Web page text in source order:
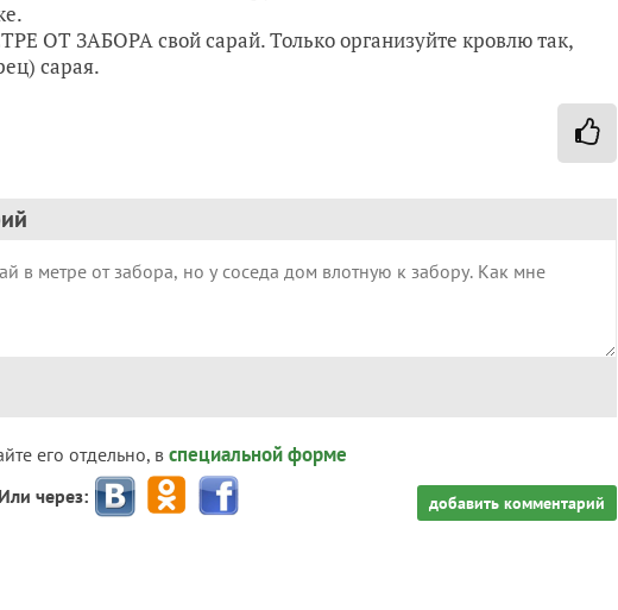
ОТ ЗАБОРА свой сарай. Только организуйте кровлю так,
сарая.
его отдельно, в специальной форме
Или через: добавить комментарий